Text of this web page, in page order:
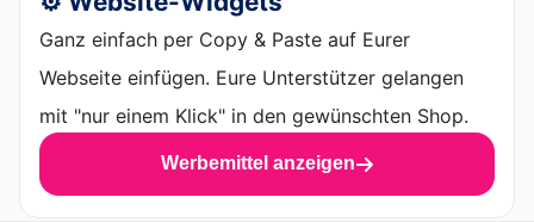
Ganz einfach per Copy & Paste auf Eurer
Webseite einfügen. Eure Unterstützer gelangen
mit "nur einem Klick" in den gewünschten Shop.
Werbemittel anzeigen